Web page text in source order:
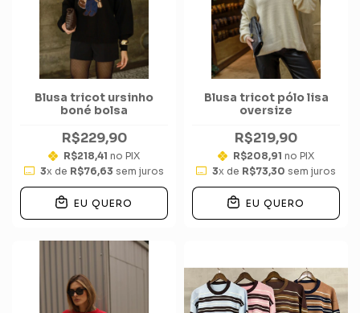
Blusa tricot ursinho
boné bolsa
R$229,90
R$218,41 no PIX
3x de R$76,63 sem juros
EU QUERO
Blusa tricot pólo lisa
oversize
R$219,90
R$208,91 no PIX
3x de R$73,30 sem juros
EU QUERO